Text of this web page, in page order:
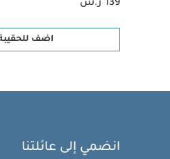
139 ر.س
اضف
انضمي إلى عائلتنا